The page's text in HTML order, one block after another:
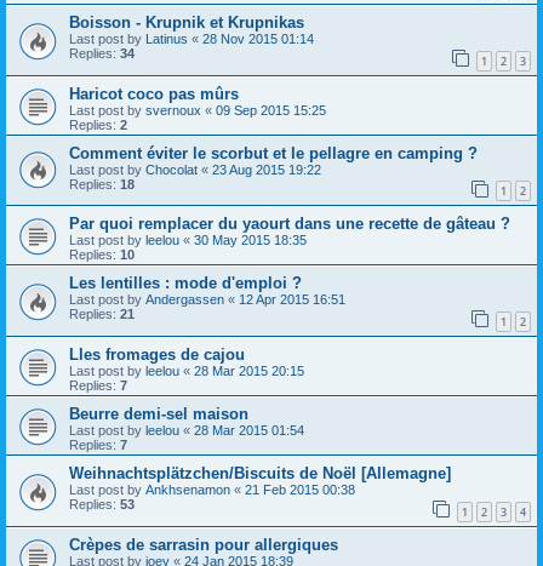
Boisson - Krupnik et Krupnikas
Last post by Latinus « 28 Nov 2015 01:14
Replies: 34 1 2 3
Haricot coco pas mûrs
Last post by svernoux « 09 Sep 2015 15:25
Replies: 2
Comment éviter le scorbut et le pellagre en camping ?
Last post by Chocolat « 23 Aug 2015 19:22
Replies: 18 1 2
Par quoi remplacer du yaourt dans une recette de gâteau ?
Last post by leelou « 30 May 2015 18:35
Replies: 10
Les lentilles : mode d'emploi ?
Last post by Andergassen « 12 Apr 2015 16:51
Replies: 21 1 2
Lles fromages de cajou
Last post by leelou « 28 Mar 2015 20:15
Replies: 7
Beurre demi-sel maison
Last post by leelou « 28 Mar 2015 01:54
Replies: 7
Weihnachtsplätzchen/Biscuits de Noël [Allemagne]
Last post by Ankhsenamon « 21 Feb 2015 00:38
Replies: 53 1 2 3 4
Crèpes de sarrasin pour allergiques
Last post by joey « 24 Jan 2015 18:39